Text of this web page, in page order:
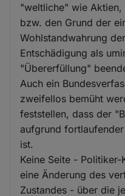
"weltliche" wie
bzw. den Grund der
Wohlstandwahrung
Entschädigung als
"Übererfüllung"
Auch ein
zweifellos bemüht
feststellen, dass der
aufgrund
ist.
Keine Seite -
eine Änderung des
Zustandes - über die